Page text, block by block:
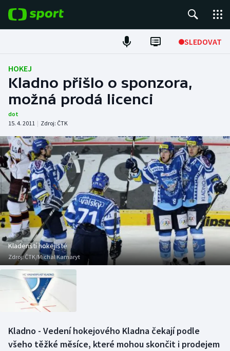
SLEDOVAT
Fotbal
Hokej
Atletika
Cyklistika
DALŠÍ SPORTY
Americký fotbal
Baseball a softbal
Basketbal
Biatlon
Boby a skeleton
Box
NEPŘEHLÉDNĚTE
Soutěže
Historické návraty
Aplikace ČT sport
AZ kvíz
HOKEJ
Kladno přišlo o sponzora,
možná prodá licenci
dot
15. 4. 2011 | Zdroj: ČTK
Kladenští hokejisté
Zdroj:ČTK/Michal Kamaryt
Kladno - Vedení hokejového Kladna čekají podle
všeho těžké měsíce, které mohou skončit i prodejem